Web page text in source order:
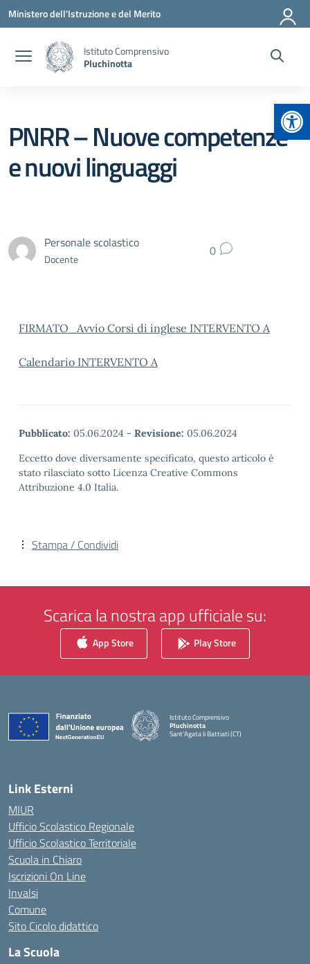
Vai ai contenuti
Vai al menu di navigazione
Vai al footer
Ministero dell'Istruzione e del Merito
Istituto Comprensivo
Pluchinotta
PNRR – Nuove competenze
e nuovi linguaggi
Personale scolastico
Docente 0
FIRMATO_Avvio Corsi di inglese INTERVENTO A
Calendario INTERVENTO A
Pubblicato: 05.06.2024 - Revisione: 05.06.2024
Eccetto dove diversamente specificato, questo articolo è
stato rilasciato sotto Licenza Creative Commons
Attribuzione 4.0 Italia.
Stampa / Condividi
Scarica la nostra app ufficiale su:
App Store Play Store
Istituto Comprensivo
Pluchinotta
Sant'Agata li Battiati (CT)
— Visita la pagina iniziale della scuola
Link Esterni
MIUR
Ufficio Scolastico Regionale
Ufficio Scolastico Territoriale
Scuola in Chiaro
Iscrizioni On Line
Invalsi
Comune
Sito Cicolo didattico
La Scuola